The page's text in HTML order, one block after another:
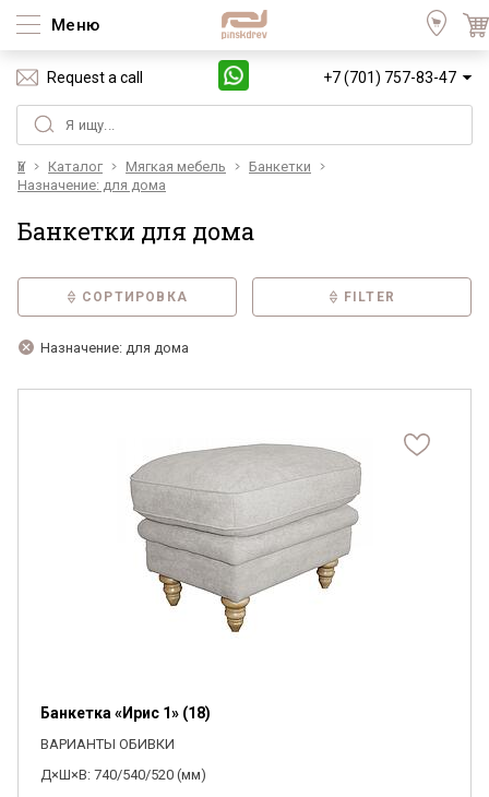
Меню
Request a call +7 (701) 757-83-47
Үй Каталог Мягкая мебель
Банкетки
Назначение: для дома
Банкетки для дома
СОРТИРОВКА FILTER
Назначение: для дома
Банкетка «Ирис 1» (18)
ВАРИАНТЫ ОБИВКИ
Д×Ш×В: 740/540/520 (мм)